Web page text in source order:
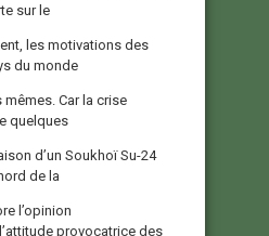
sur le
les motivations des
du monde
Car la crise
quelques
d’un Soukhoï Su-24
de la
l’opinion
provocatrice des